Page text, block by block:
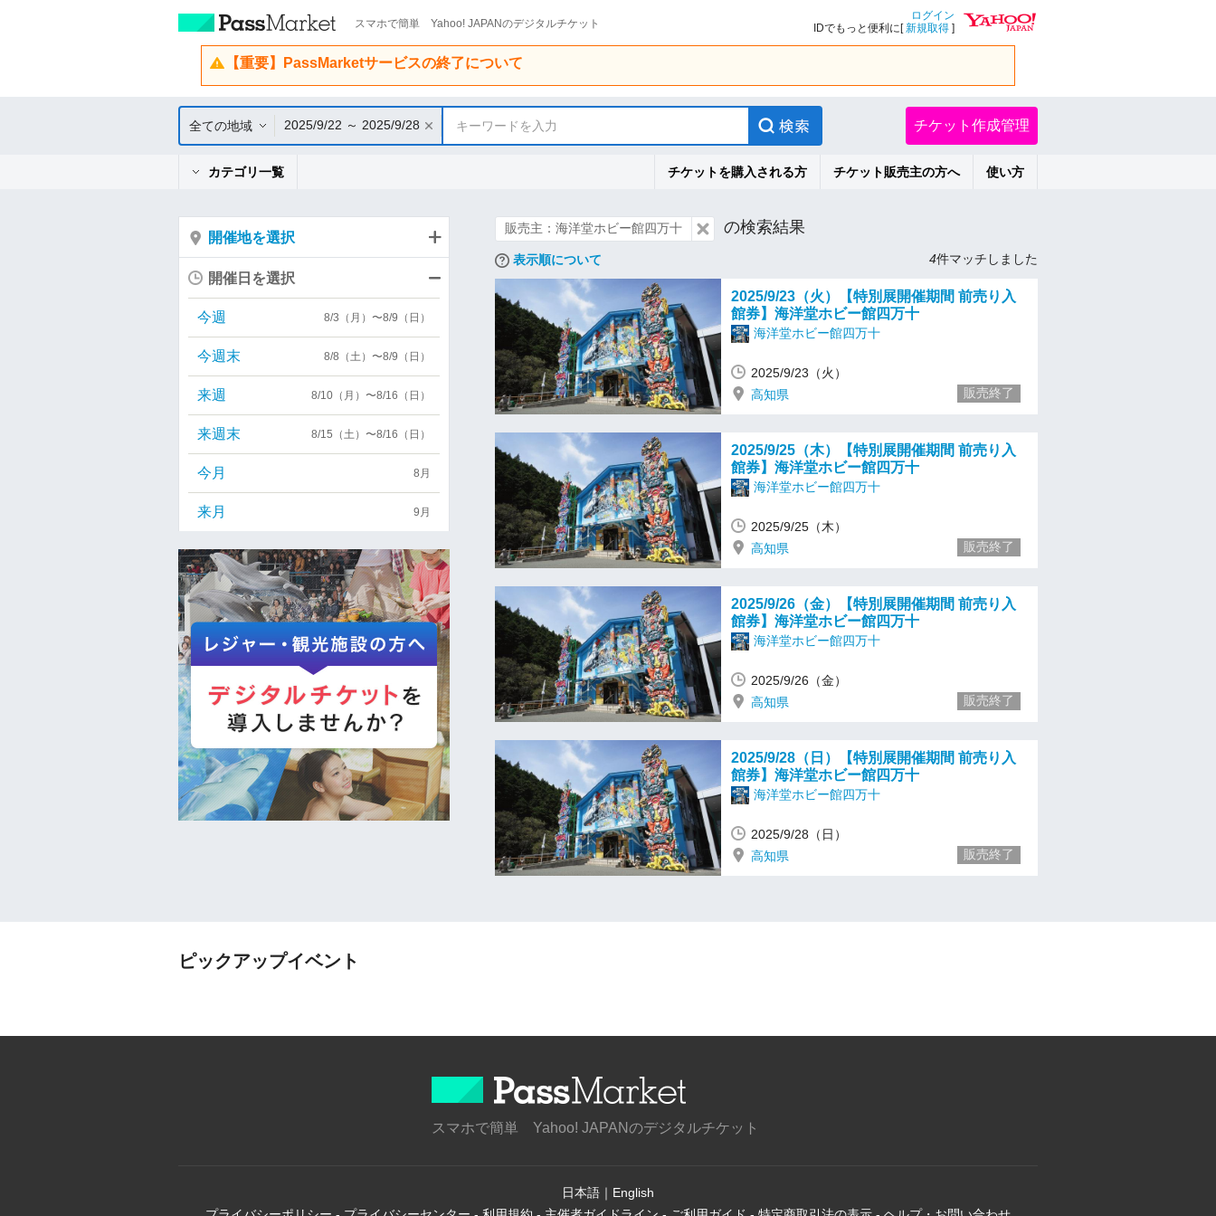
スマホで簡単 Yahoo! JAPANのデジタルチケット
ログイン
IDでもっと便利に[新規取得 ]
【重要】PassMarketサービスの終了について
全ての地域 2025/9/22 ～ 2025/9/28 キーワードを入力 チケット作成管理
カテゴリ一覧 チケットを購入される方 チケット販売主の方へ 使い方
販売主：海洋堂ホビー館四万十 の検索結果
表示順について 4件マッチしました
2025/9/23（火）【特別展開催期間 前売り入
館券】海洋堂ホビー館四万十
海洋堂ホビー館四万十
2025/9/23（火）
高知県
販売終了
2025/9/25（木）【特別展開催期間 前売り入
館券】海洋堂ホビー館四万十
海洋堂ホビー館四万十
2025/9/25（木）
高知県
販売終了
2025/9/26（金）【特別展開催期間 前売り入
館券】海洋堂ホビー館四万十
海洋堂ホビー館四万十
2025/9/26（金）
高知県
販売終了
2025/9/28（日）【特別展開催期間 前売り入
館券】海洋堂ホビー館四万十
海洋堂ホビー館四万十
2025/9/28（日）
高知県
販売終了
開催地を選択
開催日を選択
今週 8/3（月）〜8/9（日）
今週末 8/8（土）〜8/9（日）
来週 8/10（月）〜8/16（日）
来週末 8/15（土）〜8/16（日）
今月 8月
来月 9月
ピックアップイベント
スマホで簡単 Yahoo! JAPANのデジタルチケット
日本語 ｜ English